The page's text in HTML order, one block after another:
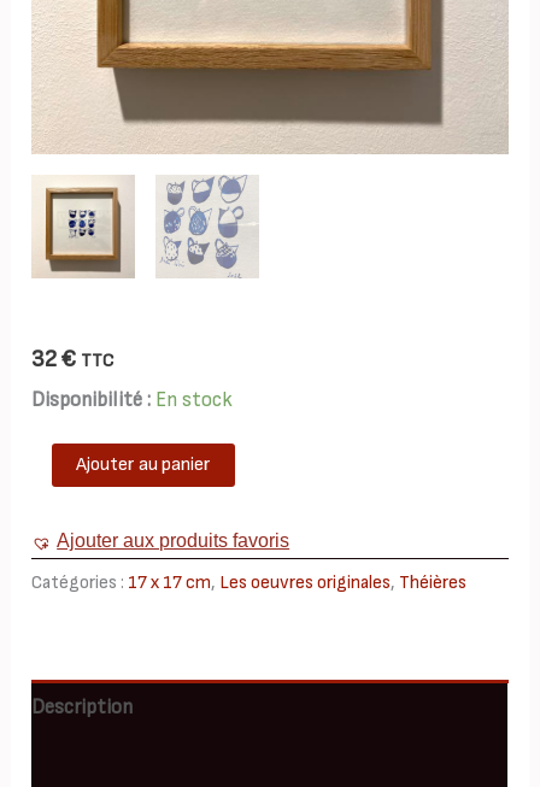
32€ TTC
Disponibilité : En stock
quantité
17x17
Ajouter au panier
Ajouter aux produits favoris
Catégories : 17 x 17 cm, Les oeuvres originales, Théières
Description